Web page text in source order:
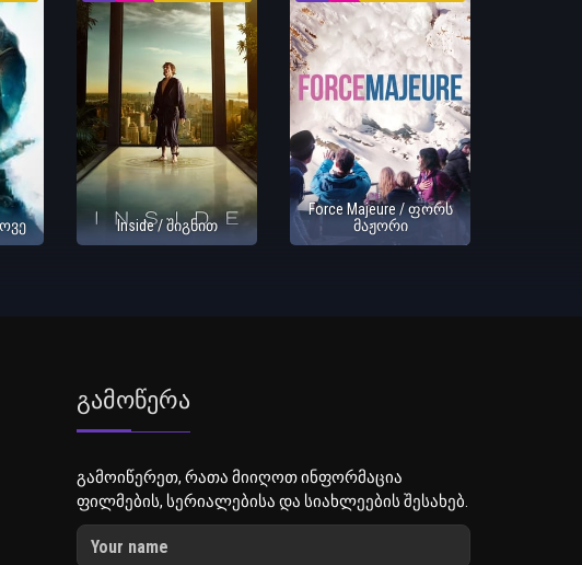
Inside / შიგნით
Force Majeure / ფორს
მაჟორი
Გამოწერა
გამოიწერეთ, რათა მიიღოთ ინფორმაცია
ფილმების, სერიალებისა და სიახლეების შესახებ.